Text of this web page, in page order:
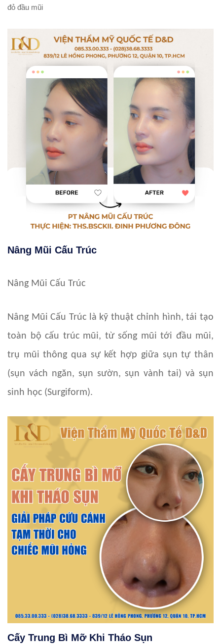
đỏ đầu mũi
Nâng Mũi Cấu Trúc
Nâng Mũi Cấu Trúc
Nâng Mũi Cấu Trúc là kỹ thuật chỉnh hình, tái tạo
toàn bộ cấu trúc mũi, từ sống mũi tới đầu mũi,
trụ mũi thông qua sự kết hợp giữa sụn tự thân
(sụn vách ngăn, sụn sườn, sụn vành tai) và sụn
sinh học (Surgiform).
Cấy Trung Bì Mỡ Khi Tháo Sụn